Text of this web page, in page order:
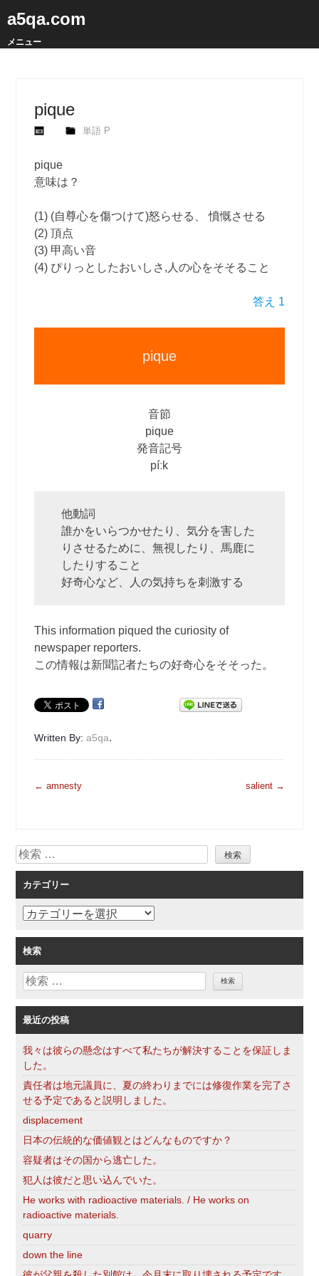
a5qa.com
メニュー
pique
単語 P
pique
意味は？
(1) (自尊心を傷つけて)怒らせる、 憤慨させる
(2) 頂点
(3) 甲高い音
(4) ぴりっとしたおいしさ,人の心をそそること
答え 1
pique
音節
pique
発音記号
píːk
他動詞
誰かをいらつかせたり、気分を害した
りさせるために、無視したり、馬鹿に
したりすること
好奇心など、人の気持ちを刺激する
This information piqued the curiosity of
newspaper reporters.
この情報は新聞記者たちの好奇心をそそった。
Written By:a5qa.
投
ゲ
ー
シ
ョ
ン
← amnesty salient →
検
索
カテゴリー
カ
ゴ
リ
ー
検索
検
最近の投稿
我々は彼らの懸念はすべて私たちが解決することを保証しま
した。
責任者は地元議員に、夏の終わりまでには修復作業を完了さ
せる予定であると説明しました。
displacement
日本の伝統的な価値観とはどんなものですか？
容疑者はその国から逃亡した。
犯人は彼だと思い込んでいた。
He works with radioactive materials. / He works on
radioactive materials.
quarry
down the line